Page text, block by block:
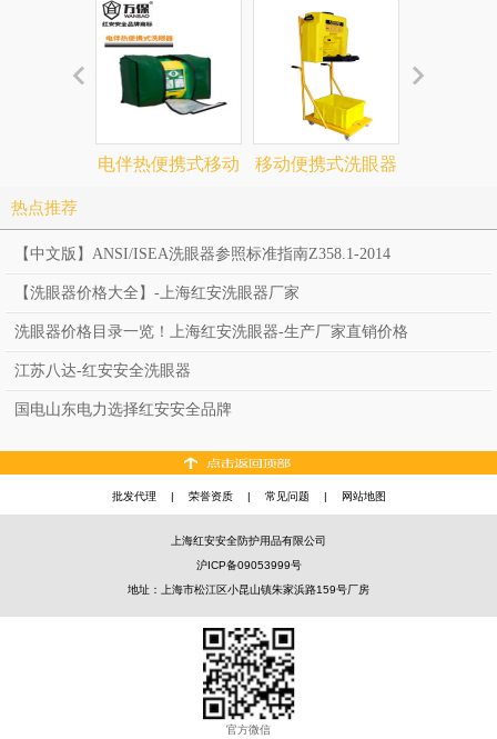
电伴热便携式移动 移动便携式洗眼器
热点推荐
【中文版】ANSI/ISEA洗眼器参照标准指南Z358.1-2014
【洗眼器价格大全】-上海红安洗眼器厂家
洗眼器价格目录一览！上海红安洗眼器-生产厂家直销价格
江苏八达-红安安全洗眼器
国电山东电力选择红安安全品牌
批发代理 | 荣誉资质 | 常见问题 | 网站地图
上海红安安全防护用品有限公司
沪ICP备09053999号
地址：上海市松江区小昆山镇朱家浜路159号厂房
官方微信